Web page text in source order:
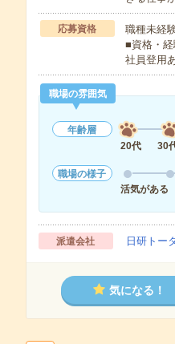
応募資格
職種未経
■資格・
社員登用
職場の雰囲気
年齢層
20代
30
職場の様子
活気がある
派遣会社 日研トー
気になる！